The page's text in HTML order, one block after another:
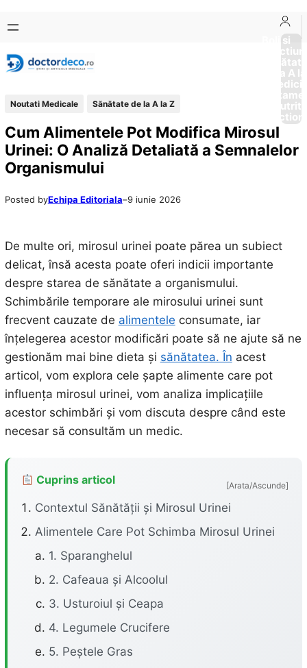
conținut
content
Boli si
Afectiuni
Sănătate
de la A
Noutati Medicale Sănătate de la A la Z
Cum Alimentele Pot Modifica Mirosul
Urinei: O Analiză Detaliată a Semnalelor
Organismului
Posted byEchipa Editoriala–9 iunie 2026
De multe ori, mirosul urinei poate părea un subiect
delicat, însă acesta poate oferi indicii importante
despre starea de sănătate a organismului.
Schimbările temporare ale mirosului urinei sunt
frecvent cauzate de alimentele consumate, iar
înțelegerea acestor modificări poate să ne ajute să ne
gestionăm mai bine dieta și sănătatea. În acest
articol, vom explora cele șapte alimente care pot
influența mirosul urinei, vom analiza implicațiile
acestor schimbări și vom discuta despre când este
necesar să consultăm un medic.
Cuprins articol [Arata/Ascunde]
Contextul Sănătății și Mirosul Urinei
Alimentele Care Pot Schimba Mirosul Urinei
1. Sparanghelul
2. Cafeaua și Alcoolul
3. Usturoiul și Ceapa
4. Legumele Crucifere
5. Peștele Gras